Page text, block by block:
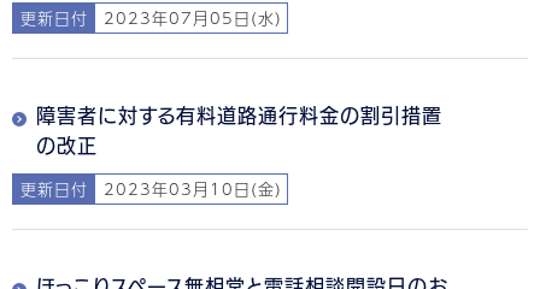
更新日付 2023年07月05日(水)
障害者に対する有料道路通行料金の割引措置
の改正
更新日付 2023年03月10日(金)